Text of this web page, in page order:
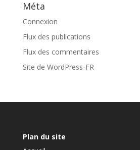
Méta
Connexion
Flux des publications
Flux des commentaires
Site de WordPress-FR
Plan du site